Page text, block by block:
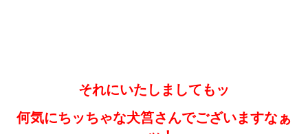
それにいたしましてもッ
何気にちッちゃな犬筥さんでございますなぁ